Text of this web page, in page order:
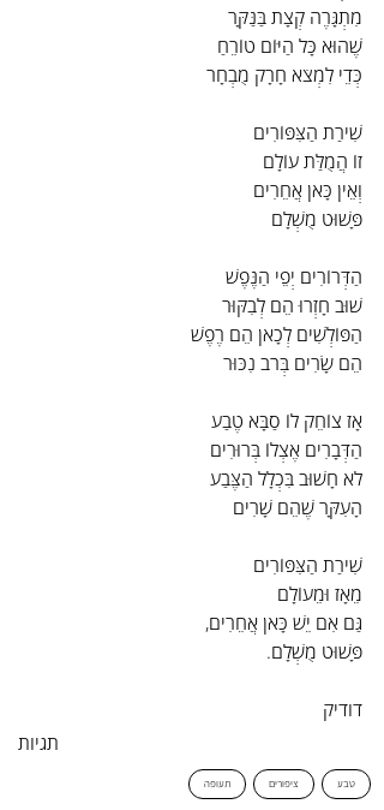
מִתְגָּרֶה קְצָת בַּנַּקָּר
שֶׁהוּא כָּל הַיּוֹם טוֹרֵחַ
כְּדֵי לִמְצֹא חָרָק מֻבְחָר
שִׁירַת הַצִּפּוֹרִים
זוֹ הֲמֻלַּת עוֹלָם
וְאֵין כָּאן אֲחֵרִים
פָּשׁוּט מֻשְׁלָם
הַדְּרוֹרִים יְפֵי הַנֶּפֶשׁ
שׁוּב חָזְרוּ הֵם לְבִקּוּר
הַפּוֹלְשִׁים לְכָאן הֵם רֶפֶשׁ
הֵם שָׂרִים בְּרֹב נִכּוּר
אָז צוֹחֵק לוֹ סַבָּא טֶבַע
הַדְּבָרִים אֶצְלוֹ בְּרוּרִים
לֹא חָשׁוּב בִּכְלָל הַצֶּבַע
הָעִקָּר שֶׁהֵם שָׁרִים
שִׁירַת הַצִּפּוֹרִים
מֵאָז וּמֵעוֹלָם
גַּם אִם יֵשׁ כָּאן אֲחֵרִים,
פָּשׁוּט מֻשְׁלָם.
דודיק
תגיות
טבע ציפורים תעופה